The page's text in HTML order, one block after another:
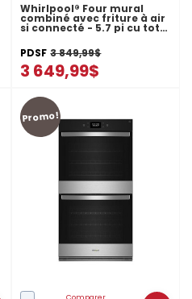
Whirlpool® Four mural
combiné avec friture à air
si connecté - 5.7 pi cu total
PDSF 3 849,99$
3 649,99$
Promo!